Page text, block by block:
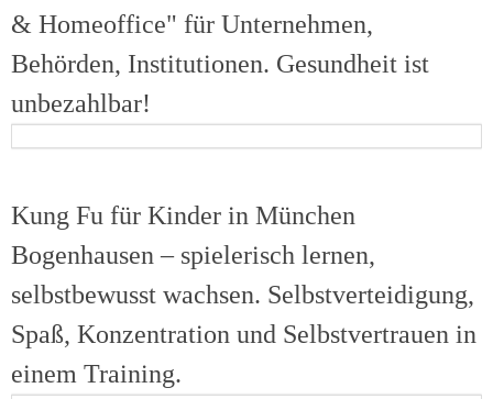
& Homeoffice" für Unternehmen,
Behörden, Institutionen. Gesundheit ist
unbezahlbar!
Kung Fu für Kinder in München
Bogenhausen – spielerisch lernen,
selbstbewusst wachsen. Selbstverteidigung,
Spaß, Konzentration und Selbstvertrauen in
einem Training.